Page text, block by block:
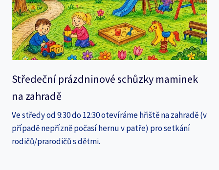
Středeční prázdninové schůzky maminek
na zahradě
Ve středy od 9:30 do 12:30 otevíráme hřiště na zahradě (v
případě nepřízně počasí hernu v patře) pro setkání
rodičů/prarodičů s dětmi.